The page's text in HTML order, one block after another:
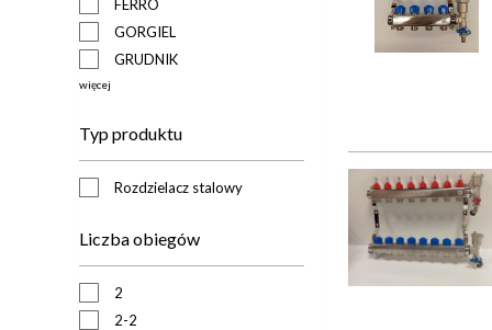
FERRO
GORGIEL
GRUDNIK
więcej
Typ produktu
Rozdzielacz stalowy
Liczba obiegów
2
2-2